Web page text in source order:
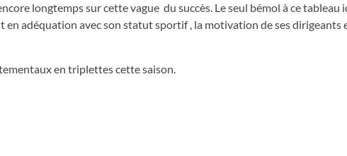
longtemps sur cette vague du succès. Le seul bémol à ce tableau
adéquation avec son statut sportif , la motivation de ses dirigeants
en triplettes cette saison.